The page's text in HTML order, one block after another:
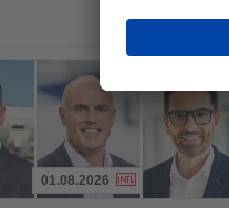
01.08.2026